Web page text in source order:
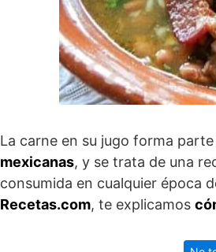
La carne en su jugo forma
mexicanas, y se trata de una
consumida en cualquier época
Recetas.com, te explicamos